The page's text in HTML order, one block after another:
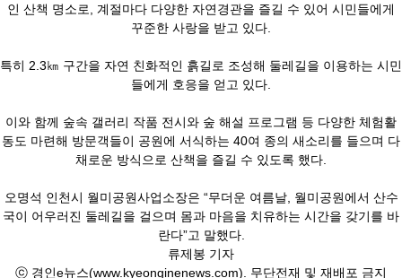
인 산책 명소로, 계절마다 다양한 자연경관을 즐길 수 있어 시민들에게
꾸준한 사랑을 받고 있다.
특히 2.3㎞ 구간을 자연 친화적인 흙길로 조성해 둘레길을 이용하는 시민
들에게 호응을 얻고 있다.
이와 함께 숲속 갤러리 작품 전시와 숲 해설 프로그램 등 다양한 체험활
동도 마련해 방문객들이 공원에 서식하는 40여 종의 새소리를 들으며 다
채로운 방식으로 산책을 즐길 수 있도록 했다.
오명석 인천시 월미공원사업소장은 “무더운 여름날, 월미공원에서 산수
국이 어우러진 둘레길을 걸으며 몸과 마음을 치유하는 시간을 갖기를 바
란다”고 말했다.
류제봉 기자
ⓒ 경인e뉴스(www.kyeonginenews.com). 무단전재 및 재배포 금지